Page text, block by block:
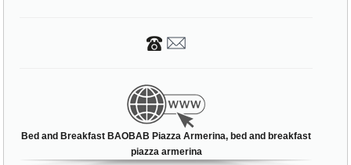
Bed and Breakfast BAOBAB Piazza Armerina, bed and breakfast
piazza armerina